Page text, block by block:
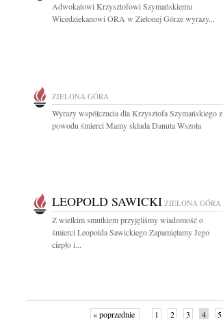
Adwokatowi Krzysztofowi Szymańskiemu
Wicedziekanowi ORA w Zielonej Górze wyrazy...
ZIELONA GÓRA
Wyrazy współczucia dla Krzysztofa Szymańskiego z
powodu śmierci Mamy składa Danuta Wszoła
LEOPOLD SAWICKI ZIELONA GÓRA
Z wielkim smutkiem przyjęliśmy wiadomość o
śmierci Leopolda Sawickiego Zapamiętamy Jego
ciepło i...
« poprzednie 1 2 3 4 5